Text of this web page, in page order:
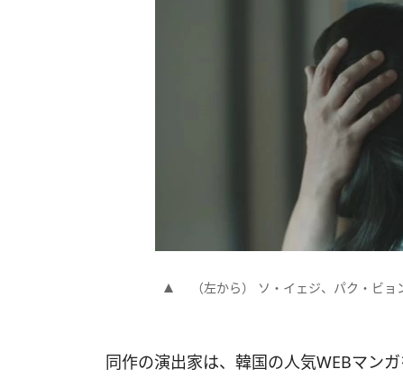
（左から） ソ・イェジ、パク・ビ
同作の演出家は、韓国の人気WEBマン